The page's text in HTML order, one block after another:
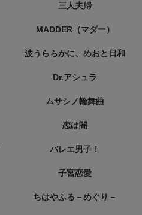
三人夫婦
MADDER（マダー）
波うららかに、めおと日和
Dr.アシュラ
ムサシノ輪舞曲
恋は闇
バレエ男子！
子宮恋愛
ちはやふる－めぐり－